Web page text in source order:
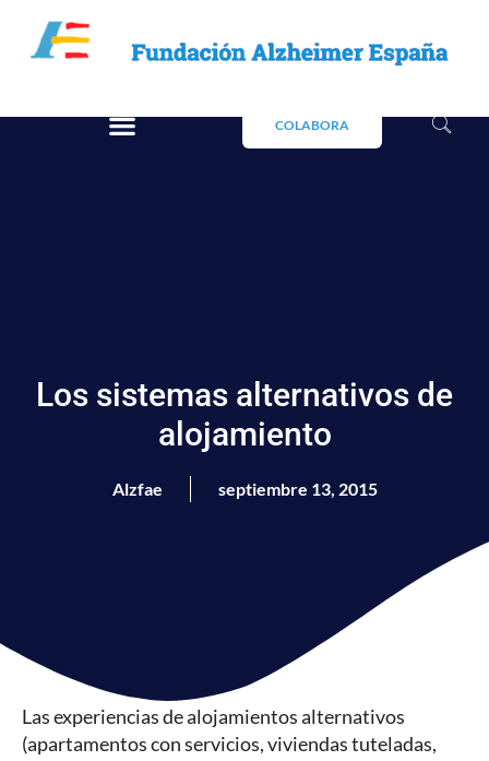
COLABORA
Los sistemas alternativos de
alojamiento
Alzfae septiembre 13, 2015
Las experiencias de alojamientos alternativos
(apartamentos con servicios, viviendas tuteladas,